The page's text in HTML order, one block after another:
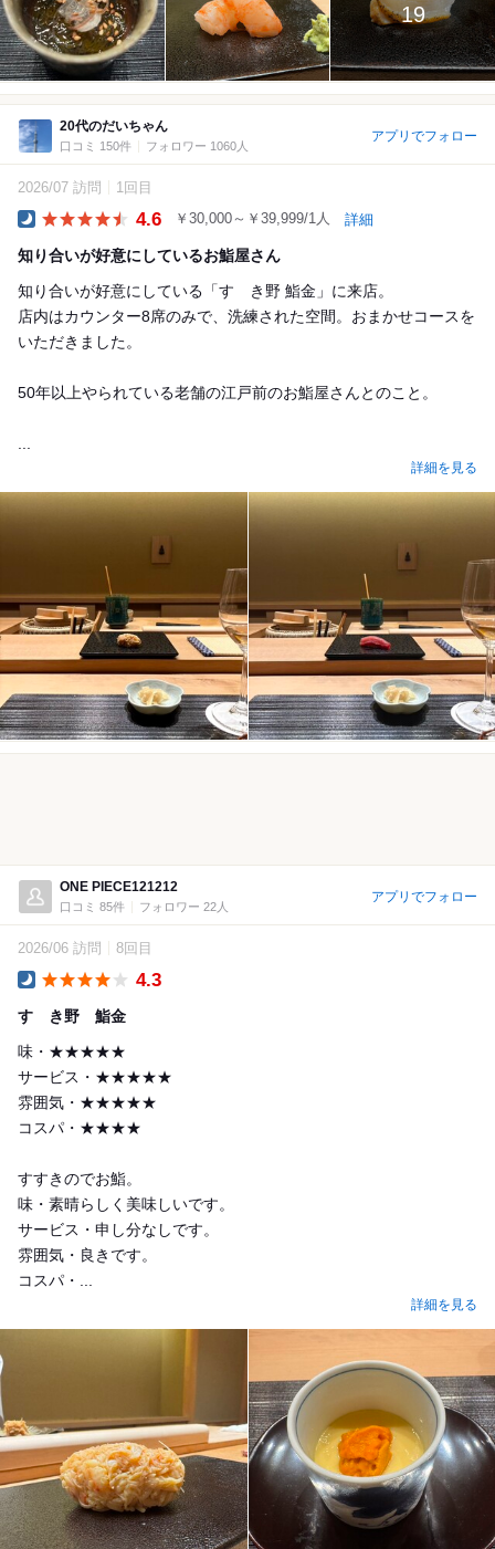
19
20代のだいちゃん
口コミ 150件 フォロワー 1060人
アプリでフォロー
2026/07 訪問 1回目
4.6 ￥30,000～￥39,999/1人 詳細
知り合いが好意にしているお鮨屋さん
知り合いが好意にしている「すゝき野 鮨金」に来店。
店内はカウンター8席のみで、洗練された空間。おまかせコースを
いただきました。
50年以上やられている老舗の江戸前のお鮨屋さんとのこと。
...
詳細を見る
ONE PIECE121212
口コミ 85件 フォロワー 22人
アプリでフォロー
2026/06 訪問 8回目
4.3
すゝき野 鮨金
味・★★★★★
サービス・★★★★★
雰囲気・★★★★★
コスパ・★★★★
すすきのでお鮨。
味・素晴らしく美味しいです。
サービス・申し分なしです。
雰囲気・良きです。
コスパ・...
詳細を見る